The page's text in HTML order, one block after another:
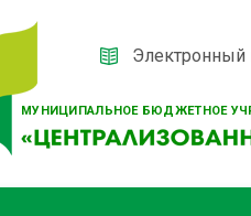
МУНИЦИПАЛЬНОЕ БЮДЖЕТНОЕ
Электронный